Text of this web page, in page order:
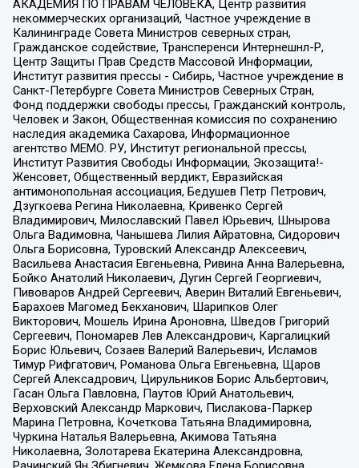
АКАДЕМИЯ ПО ПРАВАМ ЧЕЛОВЕКА, Центр развития
некоммерческих организаций, Частное учреждение в
Калининграде Совета Министров северных стран,
Гражданское содействие, Трансперенси Интернешнл-Р,
Центр Защиты Прав Средств Массовой Информации,
Институт развития прессы - Сибирь, Частное учреждение в
Санкт-Петербурге Совета Министров Северных Стран,
Фонд поддержки свободы прессы, Гражданский контроль,
Человек и Закон, Общественная комиссия по сохранению
наследия академика Сахарова, Информационное
агентство МЕМО. РУ, Институт региональной прессы,
Институт Развития Свободы Информации, Экозащита!-
Женсовет, Общественный вердикт, Евразийская
антимонопольная ассоциация, Бедушев Петр Петрович,
Дзугкоева Регина Николаевна, Кривенко Сергей
Владимирович, Милославский Павел Юрьевич, Шнырова
Ольга Вадимовна, Чанышева Лилия Айратовна, Сидорович
Ольга Борисовна, Туровский Александр Алексеевич,
Васильева Анастасия Евгеньевна, Ривина Анна Валерьевна,
Бойко Анатолий Николаевич, Дугин Сергей Георгиевич,
Пивоваров Андрей Сергеевич, Аверин Виталий Евгеньевич,
Барахоев Магомед Бекханович, Шарипков Олег
Викторович, Мошель Ирина Ароновна, Шведов Григорий
Сергеевич, Пономарев Лев Александрович, Каргалицкий
Борис Юльевич, Созаев Валерий Валерьевич, Исламов
Тимур Рифгатович, Романова Ольга Евгеньевна, Щаров
Сергей Алексадрович, Цирульников Борис Альбертович,
Гасан Ольга Павловна, Паутов Юрий Анатольевич,
Верховский Александр Маркович, Пислакова-Паркер
Марина Петровна, Кочеткова Татьяна Владимировна,
Чуркина Наталья Валерьевна, Акимова Татьяна
Николаевна, Золотарева Екатерина Александровна,